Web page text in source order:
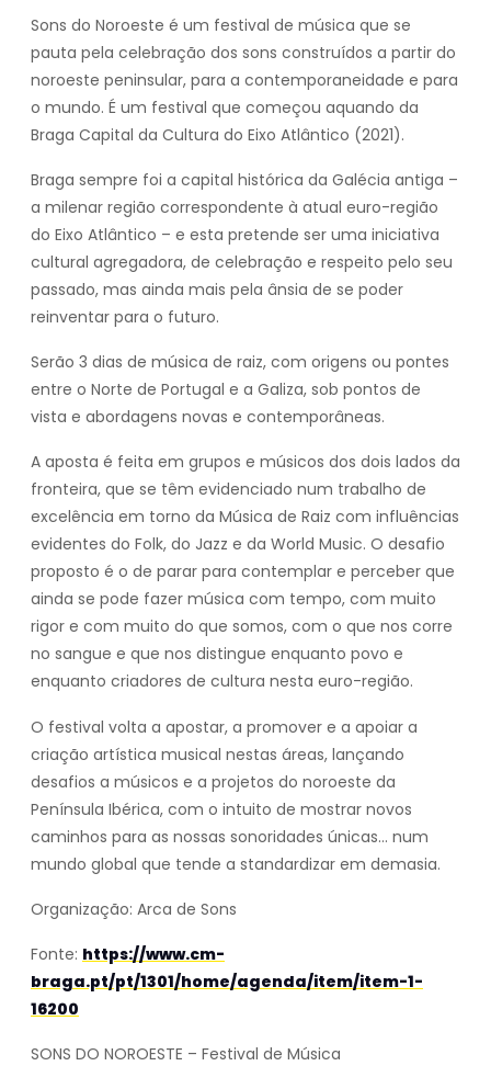
Sons do Noroeste é um festival de música que se
pauta pela celebração dos sons construídos a partir do
noroeste peninsular, para a contemporaneidade e para
o mundo. É um festival que começou aquando da
Braga Capital da Cultura do Eixo Atlântico (2021).
Braga sempre foi a capital histórica da Galécia antiga –
a milenar região correspondente à atual euro-região
do Eixo Atlântico – e esta pretende ser uma iniciativa
cultural agregadora, de celebração e respeito pelo seu
passado, mas ainda mais pela ânsia de se poder
reinventar para o futuro.
Serão 3 dias de música de raiz, com origens ou pontes
entre o Norte de Portugal e a Galiza, sob pontos de
vista e abordagens novas e contemporâneas.
A aposta é feita em grupos e músicos dos dois lados da
fronteira, que se têm evidenciado num trabalho de
excelência em torno da Música de Raiz com influências
evidentes do Folk, do Jazz e da World Music. O desafio
proposto é o de parar para contemplar e perceber que
ainda se pode fazer música com tempo, com muito
rigor e com muito do que somos, com o que nos corre
no sangue e que nos distingue enquanto povo e
enquanto criadores de cultura nesta euro-região.
O festival volta a apostar, a promover e a apoiar a
criação artística musical nestas áreas, lançando
desafios a músicos e a projetos do noroeste da
Península Ibérica, com o intuito de mostrar novos
caminhos para as nossas sonoridades únicas… num
mundo global que tende a standardizar em demasia.
Organização: Arca de Sons
Fonte: https://www.cm-
braga.pt/pt/1301/home/agenda/item/item-1-
16200
SONS DO NOROESTE – Festival de Música